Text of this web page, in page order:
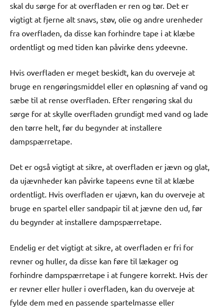
skal du sørge for at overfladen er ren og tør. Det er
vigtigt at fjerne alt snavs, støv, olie og andre urenheder
fra overfladen, da disse kan forhindre tape i at klæbe
ordentligt og med tiden kan påvirke dens ydeevne.
Hvis overfladen er meget beskidt, kan du overveje at
bruge en rengøringsmiddel eller en opløsning af vand og
sæbe til at rense overfladen. Efter rengøring skal du
sørge for at skylle overfladen grundigt med vand og lade
den tørre helt, før du begynder at installere
dampspærretape.
Det er også vigtigt at sikre, at overfladen er jævn og glat,
da ujævnheder kan påvirke tapeens evne til at klæbe
ordentligt. Hvis overfladen er ujævn, kan du overveje at
bruge en spartel eller sandpapir til at jævne den ud, før
du begynder at installere dampspærretape.
Endelig er det vigtigt at sikre, at overfladen er fri for
revner og huller, da disse kan føre til lækager og
forhindre dampspærretape i at fungere korrekt. Hvis der
er revner eller huller i overfladen, kan du overveje at
fylde dem med en passende spartelmasse eller